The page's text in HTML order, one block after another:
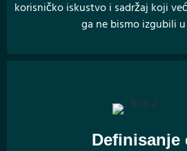
korisničko iskustvo i sadržaj koji
ga ne bismo izgubili
Definisanje